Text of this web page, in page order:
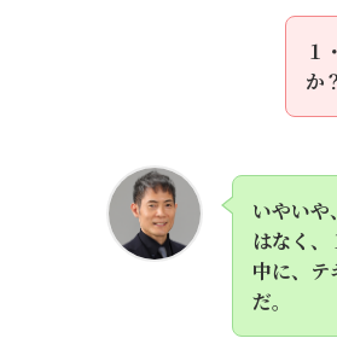
１
か
いやいや
はなく
中に、テ
だ。